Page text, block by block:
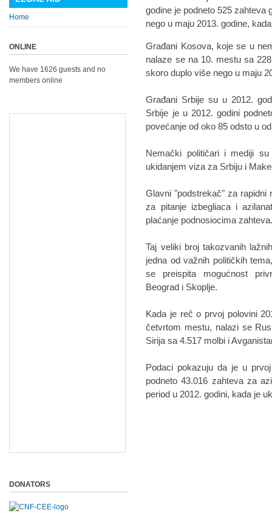
godine je podneto 525 zahteva
nego u maju 2013. godine,
Građani Kosova, koje se u
nalaze se na 10. mestu sa
skoro duplo više nego u maju
Građani Srbije su u 2012.
Srbije je u 2012. godini
povećanje od oko 85 odsto u
Nemački političari i mediji
ukidanjem viza za Srbiju i
Glavni "podstrekač" za
za pitanje izbegliaca i
plaćanje podnosiocima
Taj veliki broj takozvanih
jedna od važnih političkih
se preispita mogućnost
Beograd i Skoplje.
Kada je reč o prvoj polovini
četvrtom mestu, nalazi se
Sirija sa 4.517 molbi i
Podaci pokazuju da je u
podneto 43.016 zahteva za
period u 2012. godini, kada je
Home
ONLINE
We have 1626 guests and no
members online
DONATORS